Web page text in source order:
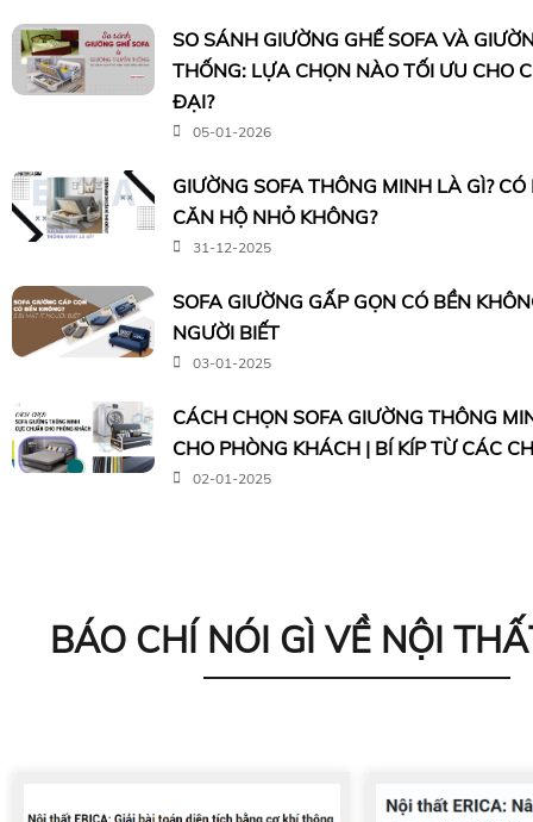
SO SÁNH GIƯỜNG GHẾ SOFA VÀ
THỐNG: LỰA CHỌN NÀO TỐI ƯU CHO
ĐẠI?
05-01-2026
GIƯỜNG SOFA THÔNG MINH LÀ GÌ?
CĂN HỘ NHỎ KHÔNG?
31-12-2025
SOFA GIƯỜNG GẤP GỌN CÓ BỀN
NGƯỜI BIẾT
03-01-2025
CÁCH CHỌN SOFA GIƯỜNG THÔNG
CHO PHÒNG KHÁCH | BÍ KÍP TỪ CÁC
02-01-2025
BÁO CHÍ NÓI GÌ VỀ NỘI